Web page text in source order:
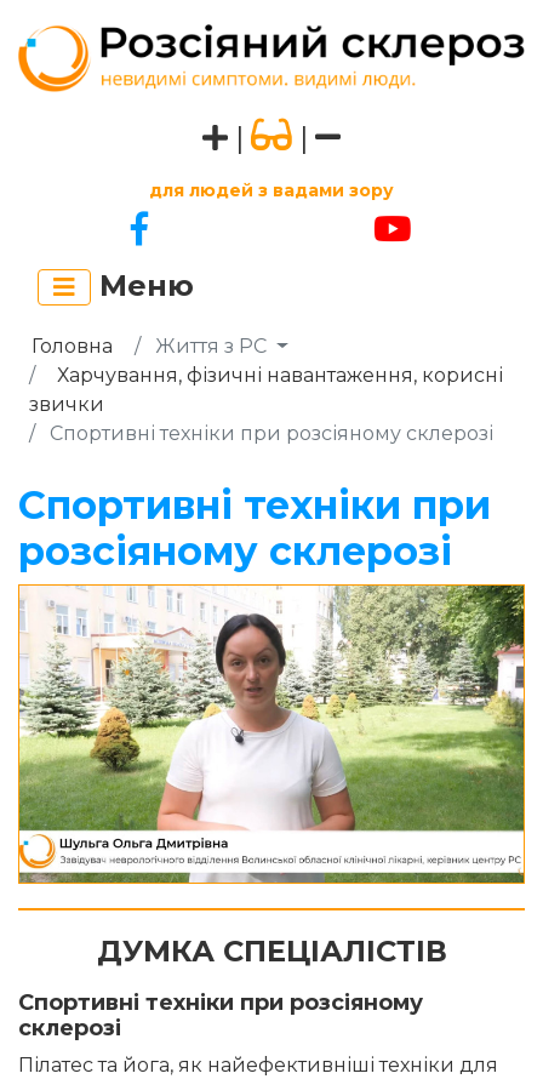
| |
для людей з вадами зору
Меню
Головна
Життя з РС
Харчування, фізичні навантаження, корисні
звички
Спортивні техніки при розсіяному склерозі
Спортивні техніки при
розсіяному склерозі
ДУМКА СПЕЦІАЛІСТІВ
Спортивні техніки при розсіяному
склерозі
Пілатес та йога, як найефективніші техніки для